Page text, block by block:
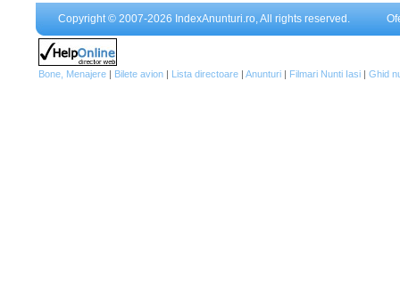
Copyright © 2007-2026 IndexAnunturi.ro, All rights reserved.
Bone, Menajere | Bilete avion | Lista directoare | Anunturi | Filmari Nunti Iasi | Ghid